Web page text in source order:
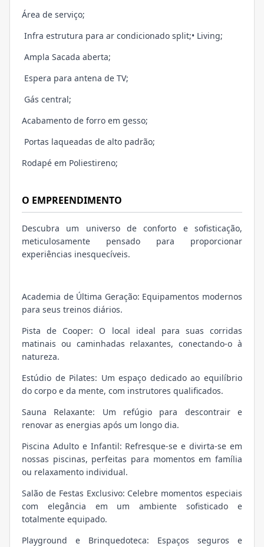
Área de serviço;
Infra estrutura para ar condicionado split;• Living;
Ampla Sacada aberta;
Espera para antena de TV;
Gás central;
Acabamento de forro em gesso;
Portas laqueadas de alto padrão;
Rodapé em Poliestireno;
O EMPREENDIMENTO
Descubra um universo de conforto e sofisticação,
meticulosamente pensado para proporcionar
experiências inesquecíveis.
Academia de Última Geração: Equipamentos modernos
para seus treinos diários.
Pista de Cooper: O local ideal para suas corridas
matinais ou caminhadas relaxantes, conectando-o à
natureza.
Estúdio de Pilates: Um espaço dedicado ao equilíbrio
do corpo e da mente, com instrutores qualificados.
Sauna Relaxante: Um refúgio para descontrair e
renovar as energias após um longo dia.
Piscina Adulto e Infantil: Refresque-se e divirta-se em
nossas piscinas, perfeitas para momentos em família
ou relaxamento individual.
Salão de Festas Exclusivo: Celebre momentos especiais
com elegância em um ambiente sofisticado e
totalmente equipado.
Playground e Brinquedoteca: Espaços seguros e